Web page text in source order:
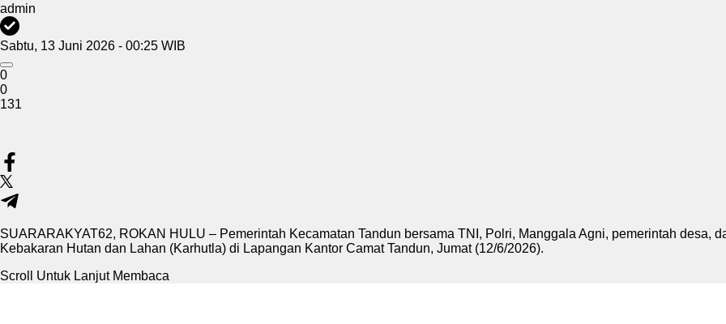
admin
Sabtu, 13 Juni 2026 - 00:25 WIB
0
0
131
SUARARAKYAT62, ROKAN HULU – Pemerintah Kecamatan Tandun bersama TNI, Polri, Manggala Agni, pemerintah desa,
Kebakaran Hutan dan Lahan (Karhutla) di Lapangan Kantor Camat Tandun, Jumat (12/6/2026).
Scroll Untuk Lanjut Membaca